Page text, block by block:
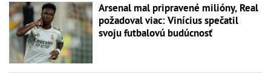
Arsenal mal pripravené milióny, Real
požadoval viac: Vinícius spečatil
svoju futbalovú budúcnosť